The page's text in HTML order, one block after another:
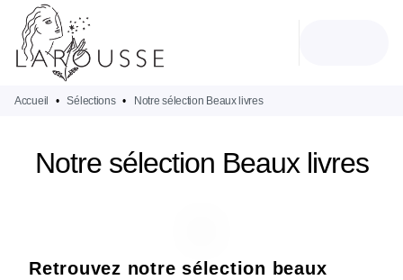
MENU
PIED DE PAGE
Accueil • Sélections • Notre sélection Beaux livres
Notre sélection Beaux livres
Retrouvez notre sélection beaux